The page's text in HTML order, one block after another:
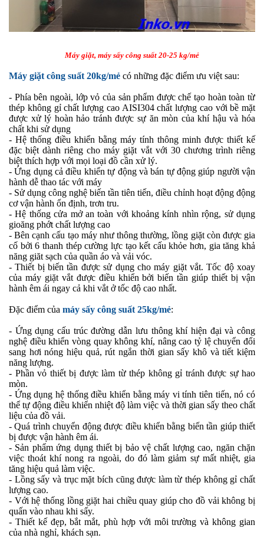
Máy giặt, máy sấy công suất 20-25 kg/mẻ
Máy giặt công suất 20kg/mẻ có những đặc điểm ưu việt sau:
- Phía bên ngoài, lớp vỏ của sản phẩm được chế tạo hoàn toàn từ
thép không gỉ chất lượng cao AISI304 chất lượng cao với bề mặt
được xử lý hoàn hảo tránh được sự ăn mòn của khí hậu và hóa
chất khi sử dụng
- Hệ thống điều khiển bằng máy tính thông minh được thiết kế
đặc biệt dành riêng cho máy giặt vắt với 30 chương trình riêng
biệt thích hợp với mọi loại đồ cần xử lý.
- Ứng dụng cả điều khiển tự động và bán tự động giúp người vận
hành dễ thao tác với máy
- Sử dụng công nghệ biến tần tiên tiến, điều chỉnh hoạt động động
cơ vận hành ổn định, trơn tru.
- Hệ thống cửa mở an toàn với khoảng kính nhìn rộng, sử dụng
gioăng phớt chất lượng cao
- Bên cạnh cấu tạo máy như thông thường, lồng giặt còn được gia
cố bởi 6 thanh thép cường lực tạo kết cấu khỏe hơn, gia tăng khả
năng giăt sạch của quần áo và vải vóc.
- Thiết bị biến tần được sử dụng cho máy giặt vắt. Tốc độ xoay
của máy giặt vắt được điều khiển bởi biến tần giúp thiết bị vận
hành êm ái ngay cả khi vắt ở tốc độ cao nhất.
Đặc điểm của máy sấy công suất 25kg/mẻ:
- Ứng dụng cấu trúc đường dẫn lưu thông khí hiện đại và công
nghệ điều khiển vòng quay không khí, nâng cao tỷ lệ chuyển đổi
sang hơi nóng hiệu quả, rút ngắn thời gian sấy khô và tiết kiệm
năng lượng.
- Phần vỏ thiết bị được làm từ thép không gỉ tránh được sự hao
mòn.
- Ứng dụng hệ thống điều khiển bằng máy vi tính tiên tiến, nó có
thể tự động điều khiển nhiệt độ làm việc và thời gian sấy theo chất
liệu của đồ vải.
- Quá trình chuyển động được điều khiển bằng biến tần giúp thiết
bị được vận hành êm ái.
- Sản phẩm ứng dụng thiết bị bảo vệ chất lượng cao, ngăn chặn
việc thoát khí nong ra ngoài, do đó làm giảm sự mất nhiệt, gia
tăng hiệu quả làm việc.
- Lồng sấy và trục mặt bích cũng được làm từ thép không gỉ chất
lượng cao.
- Với hệ thống lồng giặt hai chiều quay giúp cho đồ vải không bị
quấn vào nhau khi sấy.
- Thiết kế đẹp, bắt mắt, phù hợp với môi trường và không gian
của nhà nghỉ, khách sạn.